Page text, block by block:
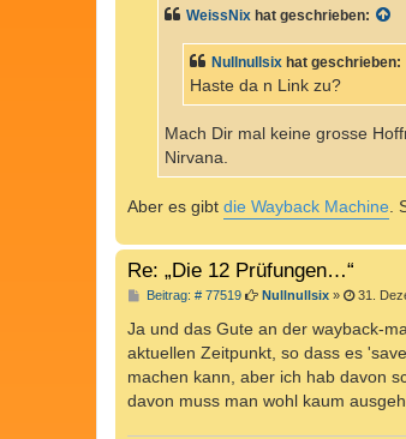
r
WeissNix hat geschrieben:
Nullnullsix hat geschrieben:
Haste da n Link zu?
Mach Dir mal keine grosse
Nirvana.
Aber es gibt die Wayback Machine
Re: „Die 12 Prüfungen…“
Beitrag: # 77519B
i
r
a
g
Nullnullsix» 31.
Ja und das Gute an der wayback-
aktuellen Zeitpunkt, so dass es
machen kann, aber ich hab davon
davon muss man wohl kaum